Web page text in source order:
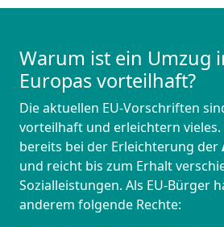
Warum ist ein Umzug
Europas vorteilhaft?
Die aktuellen EU-Vorschriften
vorteilhaft und erleichtern
bereits bei der Erleichterung der
und reicht bis zum Erhalt
Sozialleistungen. Als EU-Bürger
anderem folgende Rechte: